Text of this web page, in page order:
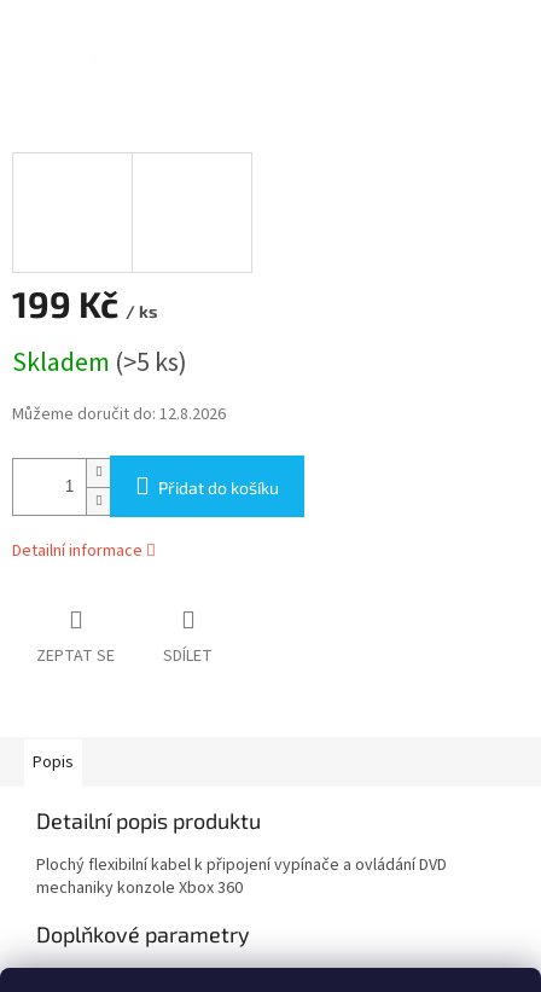
199 Kč / ks
cena:
Skladem (>5 ks)
Můžeme doručit do: 12.8.2026
Přidat do košíku
Detailní informace
ZEPTAT SE SDÍLET
Popis
Detailní popis produktu
Plochý flexibilní kabel k připojení vypínače a ovládání DVD
mechaniky konzole Xbox 360
Doplňkové parametry